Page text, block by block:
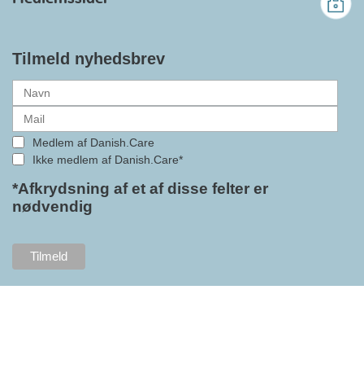
hjælpemidler samt give
medlemmerne adgang til en
alle formaliteterne nu er på plads
i samarbejdet mellem
Danish.Care og DI glæder
bestyrelsesleder i Danish.Care,
Claus Ipsen. Han betragter
fremtidssikring af Danish.Care,
som både er med til at styrke
brancheforeningen i sig selv,
Tilmeld nyhedsbrev
Medlem af Danish.Care
Ikke medlem af Danish.Care*
*Afkrydsning af et af disse felter er
nødvendig